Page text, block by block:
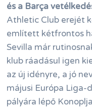
és a Barça
Athletic Club erejét
említett kétfrontos
Sevilla már
klub ráadásul igen
az új idényre, a jó
májusi Európa
pályára lépő